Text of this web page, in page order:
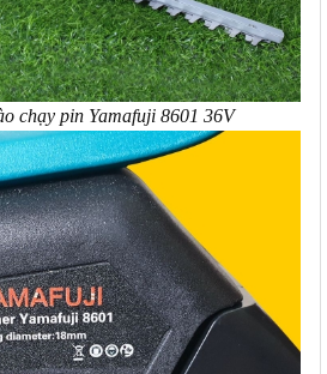
chạy pin Yamafuji 8601 36V